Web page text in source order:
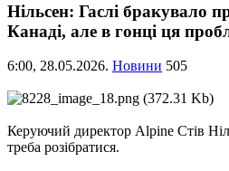
Нільсен: Гаслі бракувало
Канаді, але в гонці ця
6:00, 28.05.2026. Новини 505
Керуючий директор Alpine Стів
треба розібратися.